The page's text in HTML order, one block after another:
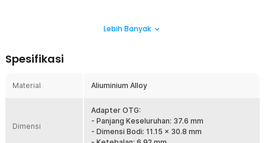
Lightning dan USB Type-C. Anda dapat menghubungkan perangkat
mudah, tanpa perlu kabel tambahan.
Tak perlu khawatir soal kecepatan transfer. OTG ini mendukung
standar USB 2.0 dengan kecepatan transmisi hingga 480 Mbps,
ideal untuk memindahkan file, dokumen, foto, maupun data lainnya
Lebih Banyak
Spesifikasi
Material Aliuminium Alloy
Dimensi
Adapter OTG:
- Panjang Keseluruhan: 37.6 mm
- Dimensi Bodi: 11.15 x 30.8 mm